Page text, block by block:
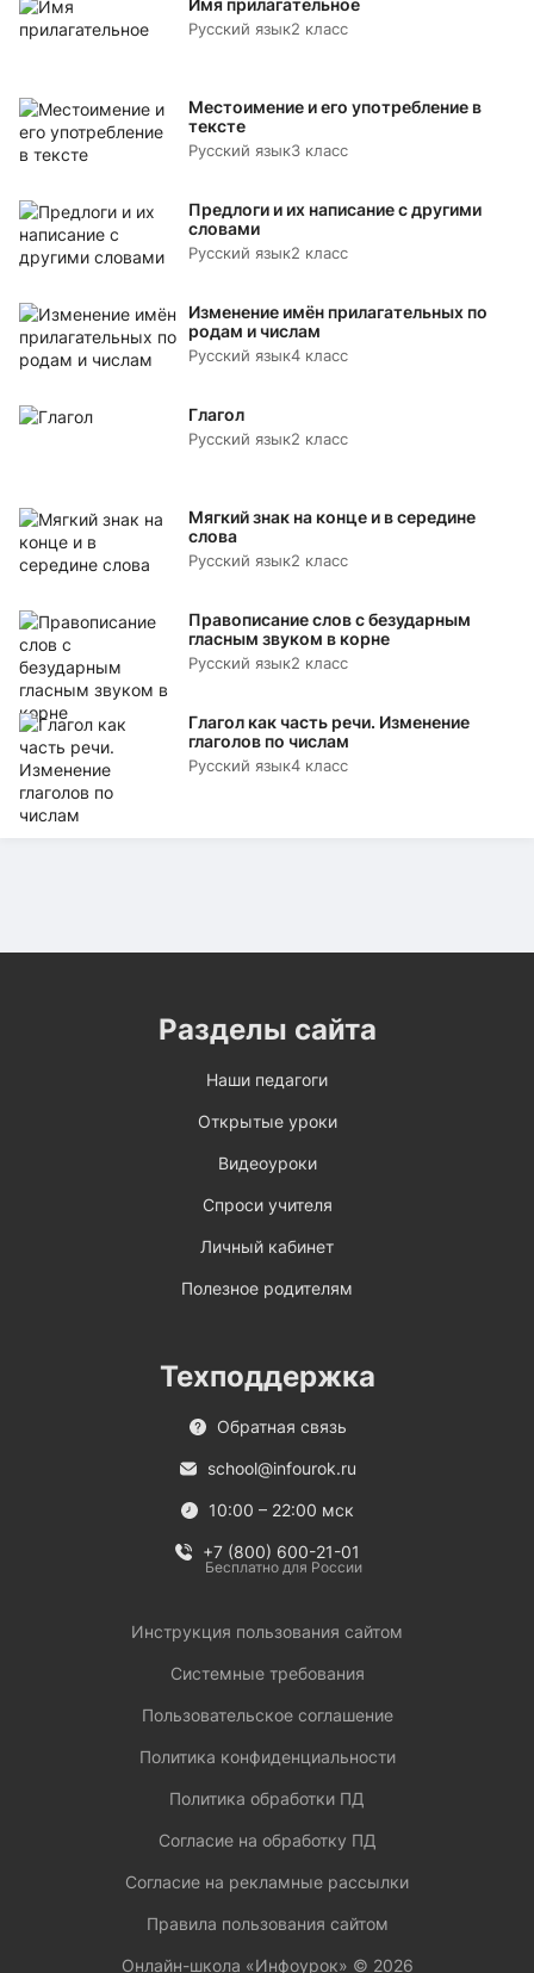
Имя прилагательное
Русский язык2 класс
Местоимение и его употребление в
тексте
Русский язык3 класс
Предлоги и их написание с другими
словами
Русский язык2 класс
Изменение имён прилагательных по
родам и числам
Русский язык4 класс
Глагол
Русский язык2 класс
Мягкий знак на конце и в середине
слова
Русский язык2 класс
Правописание слов с безударным
гласным звуком в корне
Русский язык2 класс
Глагол как часть речи. Изменение
глаголов по числам
Русский язык4 класс
Разделы сайта
Наши педагоги
Открытые уроки
Видеоуроки
Спроси учителя
Личный кабинет
Полезное родителям
Техподдержка
Обратная связь
school@infourok.ru
10:00 – 22:00 мск
+7 (800) 600-21-01
Бесплатно для России
Инструкция пользования сайтом
Системные требования
Пользовательское соглашение
Политика конфиденциальности
Политика обработки ПД
Согласие на обработку ПД
Согласие на рекламные рассылки
Правила пользования сайтом
Онлайн-школа «Инфоурок» © 2026